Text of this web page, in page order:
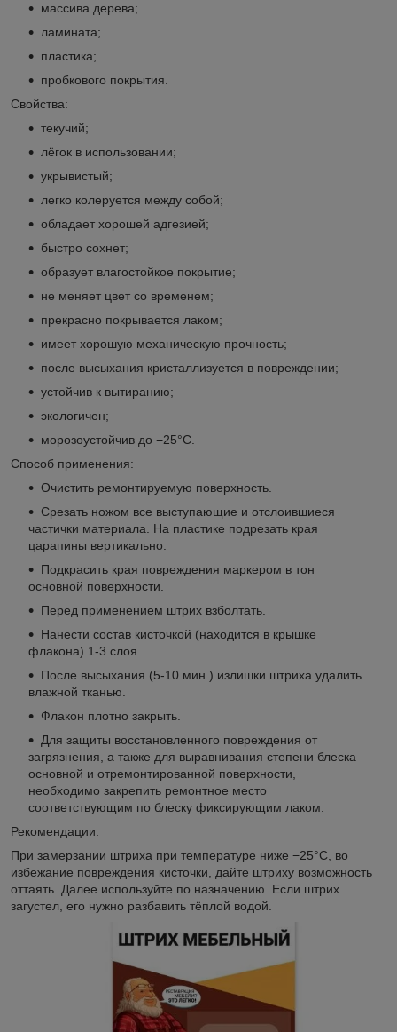
массива дерева;
ламината;
пластика;
пробкового покрытия.
Свойства:
текучий;
лёгок в использовании;
укрывистый;
легко колеруется между собой;
обладает хорошей адгезией;
быстро сохнет;
образует влагостойкое покрытие;
не меняет цвет со временем;
прекрасно покрывается лаком;
имеет хорошую механическую прочность;
после высыхания кристаллизуется в повреждении;
устойчив к вытиранию;
экологичен;
морозоустойчив до −25°С.
Способ применения:
Очистить ремонтируемую поверхность.
Срезать ножом все выступающие и отслоившиеся
частички материала. На пластике подрезать края
царапины вертикально.
Подкрасить края повреждения маркером в тон
основной поверхности.
Перед применением штрих взболтать.
Нанести состав кисточкой (находится в крышке
флакона) 1-3 слоя.
После высыхания (5-10 мин.) излишки штриха удалить
влажной тканью.
Флакон плотно закрыть.
Для защиты восстановленного повреждения от
загрязнения, а также для выравнивания степени блеска
основной и отремонтированной поверхности,
необходимо закрепить ремонтное место
соответствующим по блеску фиксирующим лаком.
Рекомендации:
При замерзании штриха при температуре ниже −25°С, во
избежание повреждения кисточки, дайте штриху возможность
оттаять. Далее используйте по назначению. Если штрих
загустел, его нужно разбавить тёплой водой.